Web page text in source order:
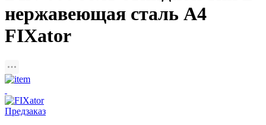
нержавеющая сталь A4
FIXator
Предзаказ